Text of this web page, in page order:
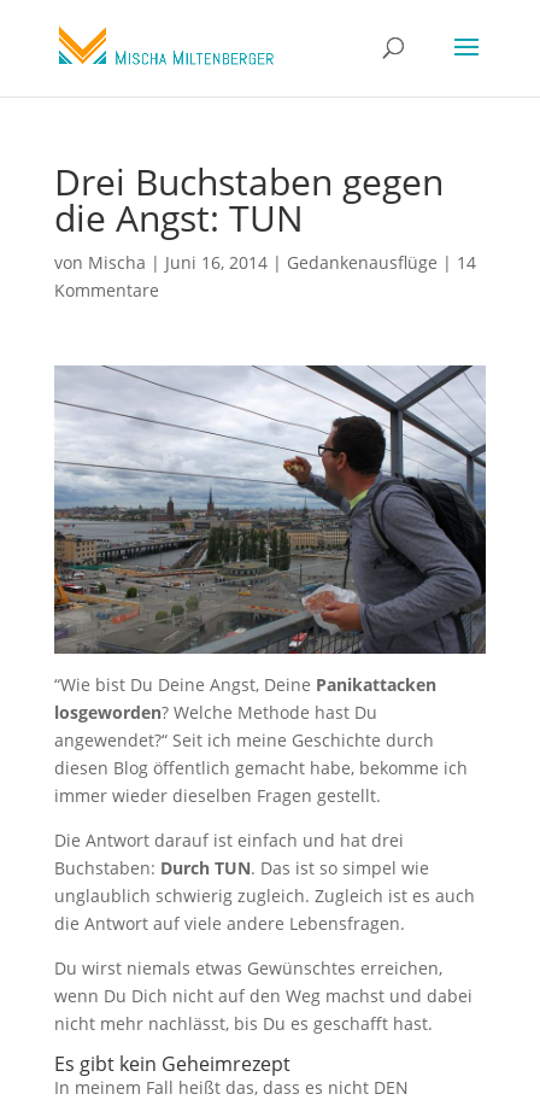
Drei Buchstaben gegen
die Angst: TUN
von Mischa | Juni 16, 2014| Gedankenausflüge | 14
Kommentare
“Wie bist Du Deine Angst, Deine Panikattacken
losgeworden? Welche Methode hast Du
angewendet?“ Seit ich meine Geschichte durch
diesen Blog öffentlich gemacht habe, bekomme ich
immer wieder dieselben Fragen gestellt.
Die Antwort darauf ist einfach und hat drei
Buchstaben: Durch TUN. Das ist so simpel wie
unglaublich schwierig zugleich. Zugleich ist es auch
die Antwort auf viele andere Lebensfragen.
Du wirst niemals etwas Gewünschtes erreichen,
wenn Du Dich nicht auf den Weg machst und dabei
nicht mehr nachlässt, bis Du es geschafft hast.
Es gibt kein Geheimrezept
In meinem Fall heißt das, dass es nicht DEN